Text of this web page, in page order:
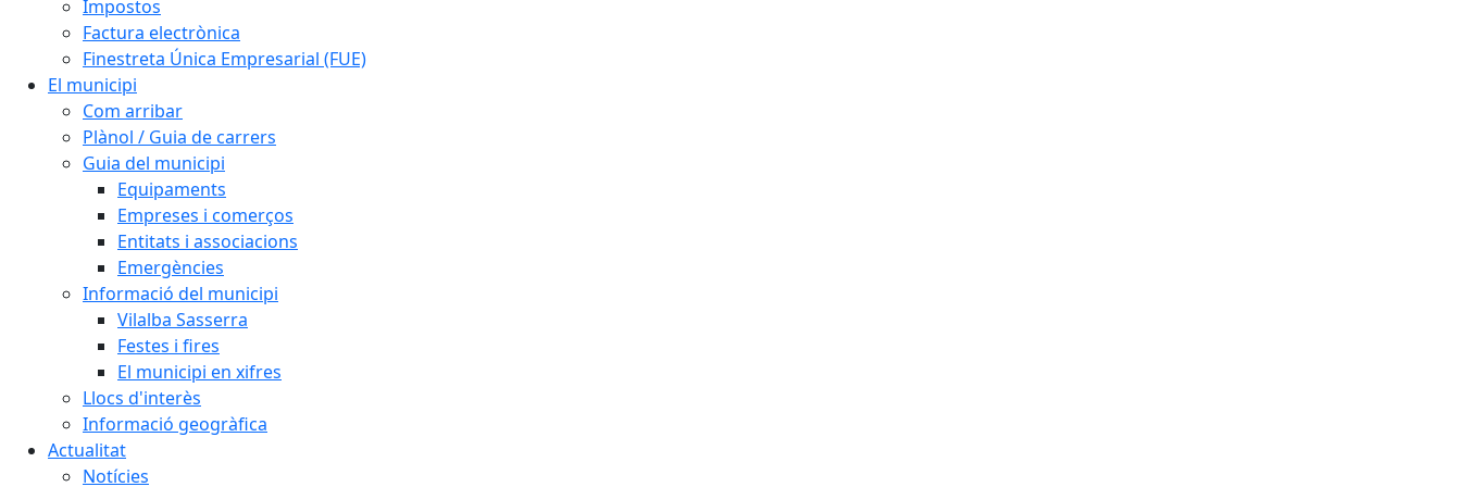
Impostos
Factura electrònica
Finestreta Única Empresarial (FUE)
El municipi
Com arribar
Plànol / Guia de carrers
Guia del municipi
Equipaments
Empreses i comerços
Entitats i associacions
Emergències
Informació del municipi
Vilalba Sasserra
Festes i fires
El municipi en xifres
Llocs d'interès
Informació geogràfica
Actualitat
Notícies